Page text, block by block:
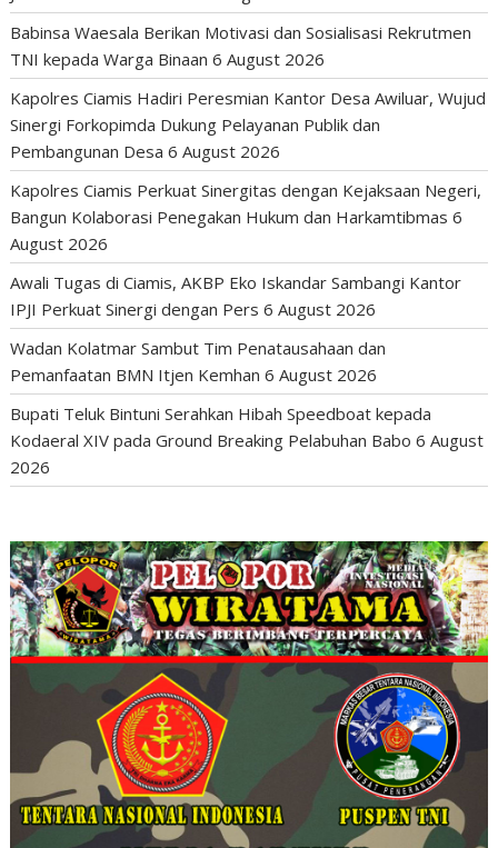
Babinsa Waesala Berikan Motivasi dan Sosialisasi Rekrutmen
TNI kepada Warga Binaan 6 August 2026
Kapolres Ciamis Hadiri Peresmian Kantor Desa Awiluar, Wujud
Sinergi Forkopimda Dukung Pelayanan Publik dan
Pembangunan Desa 6 August 2026
Kapolres Ciamis Perkuat Sinergitas dengan Kejaksaan Negeri,
Bangun Kolaborasi Penegakan Hukum dan Harkamtibmas 6
August 2026
Awali Tugas di Ciamis, AKBP Eko Iskandar Sambangi Kantor
IPJI Perkuat Sinergi dengan Pers 6 August 2026
Wadan Kolatmar Sambut Tim Penatausahaan dan
Pemanfaatan BMN Itjen Kemhan 6 August 2026
Bupati Teluk Bintuni Serahkan Hibah Speedboat kepada
Kodaeral XIV pada Ground Breaking Pelabuhan Babo 6 August
2026